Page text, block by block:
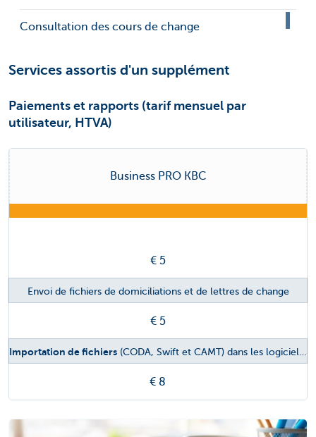
Consultation des cours de change
Services assortis d'un supplément
Paiements et rapports (tarif mensuel par
utilisateur, HTVA)
Business PRO KBC
€ 5
€ 5
€ 8
Envoi de fichiers de domiciliations et delettres de change
Importation de fichiers (CODA, Swift et CAMT) dans les logiciels comptables ou